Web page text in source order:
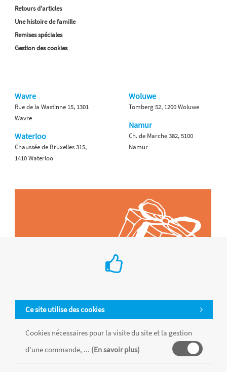
Ce site utilise des cookies
Cookies nécessaires pour la visite du site et la gestion
d'une commande, ... (En savoir plus)
Retours d'articles
Une histoire de famille
Remises spéciales
Gestion des cookies
Wavre
Rue de la Wastinne 15, 1301
Wavre
Waterloo
Chaussée de Bruxelles 315,
1410 Waterloo
Woluwe
Tomberg 52, 1200 Woluwe
Namur
Ch. de Marche 382, 5100
Namur
Tous les produits sont vendus dans la limite des stocks disponibles de